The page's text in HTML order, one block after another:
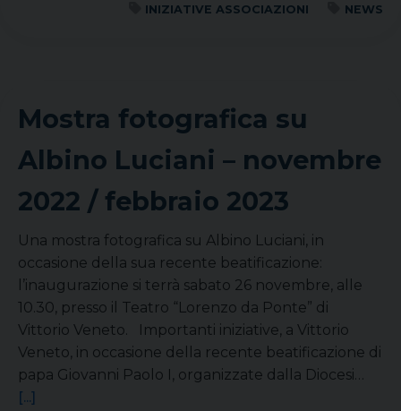
INIZIATIVE ASSOCIAZIONI NEWS
Mostra fotografica su
Albino Luciani – novembre
2022 / febbraio 2023
Una mostra fotografica su Albino Luciani, in
occasione della sua recente beatificazione:
l’inaugurazione si terrà sabato 26 novembre, alle
10.30, presso il Teatro “Lorenzo da Ponte” di
Vittorio Veneto. Importanti iniziative, a Vittorio
Veneto, in occasione della recente beatificazione di
papa Giovanni Paolo I, organizzate dalla Diocesi…
[...]